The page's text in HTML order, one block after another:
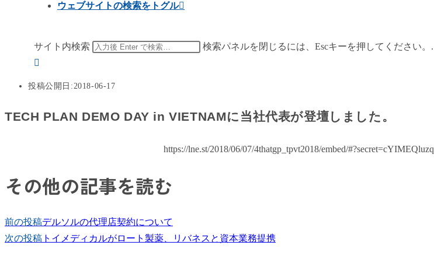
ウェブサイトの検索をトグル
サイト内検索 検索パネルを閉じるには、Escキーを押してください。.
投稿公開日:2018-06-17
TECH PLAN DEMO DAY in VIETNAMに当社代表が登壇しました。
https://lne.st/2018/06/07/4thatgp_tpvt2018/embed/#?secret=cYIMEQluzq
その他の記事を読む
前の投稿デルソルの代理店契約について
次の投稿 トイメディカルがロート製薬、リバネスと資本業務提携